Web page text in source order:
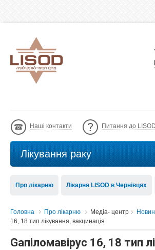
Наші контакти Питання до LISOD
Лікування раку
Про лікарню Лікарня LISOD в Чернівцях
Головна Про лікарню Медіа- центр
16, 18 тип лікування, вакцинація
Gапіломавірус 16, 18 тип